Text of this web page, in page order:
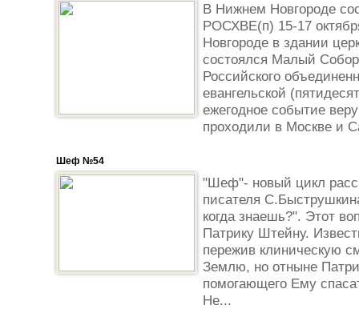
В Нижнем Новгороде
РОСХВЕ(п) 15-17
Новгороде в здании
состоялся Малый
Российского
евангельской
ежегодное событие
проходили в Москве и
Шеф №54
"Шеф"- новый цикл
писателя
когда знаешь?". Этот
Патрику Штейну.
пережив клиническую
Землю, но отныне
помогающего Ему
Не...